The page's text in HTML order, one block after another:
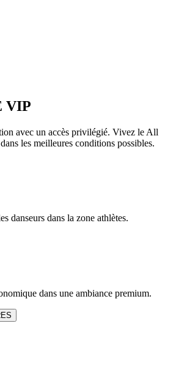
VIP
avec un accès privilégié. Vivez le All
les meilleures conditions possibles.
danseurs dans la zone athlètes.
dans une ambiance premium.